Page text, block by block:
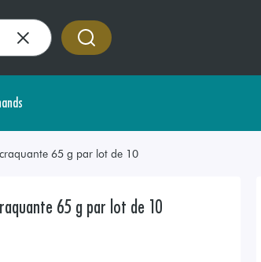
65 g par lot de 10
65 g par lot de 10